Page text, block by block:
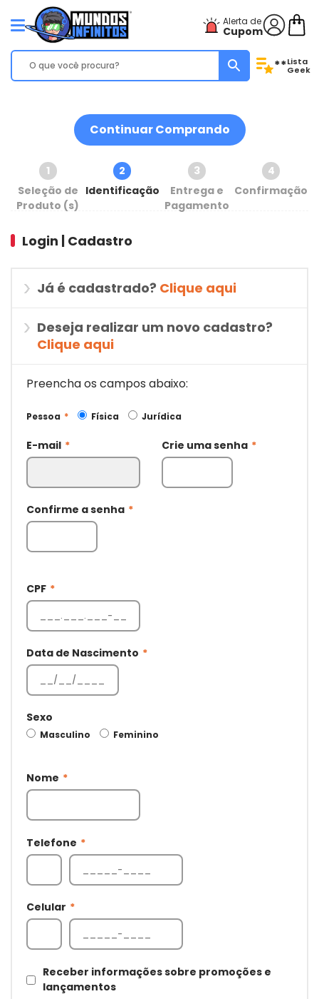
Alerta de
Cupom
**Lista
Geek
Continuar Comprando
1
Seleção de
Produto (s)
2
Identificação
3
Entrega e
Pagamento
4
Confirmação
Login | Cadastro
Já é cadastrado? Clique aqui
Deseja realizar um novo cadastro?
Clique aqui
Preencha os campos abaixo:
Pessoa * Física Jurídica
E-mail * Crie uma senha *
Confirme a senha *
CPF *
Data de Nascimento *
Sexo
Masculino Feminino
Nome *
Telefone *
Celular *
Receber informações sobre promoções e
lançamentos